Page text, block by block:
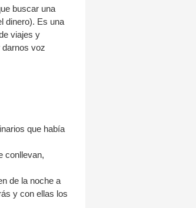
buscar una
dinero). Es una
viajes y
darnos voz
que había
conllevan,
de la noche a
y con ellas los